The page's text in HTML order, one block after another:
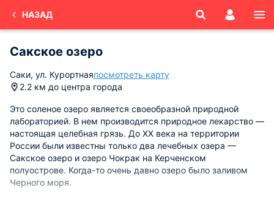
НАЗАД
Сакское озеро
Саки, ул. Курортнаяпосмотреть карту
2.2 км до центра города
Это соленое озеро является своеобразной природной
лабораторией. В нем производится природное лекарство —
настоящая целебная грязь. До XX века на территории
России были известны только два лечебных озера —
Сакское озеро и озеро Чокрак на Керченском
полуострове. Когда-то очень давно озеро было заливом
Черного моря.